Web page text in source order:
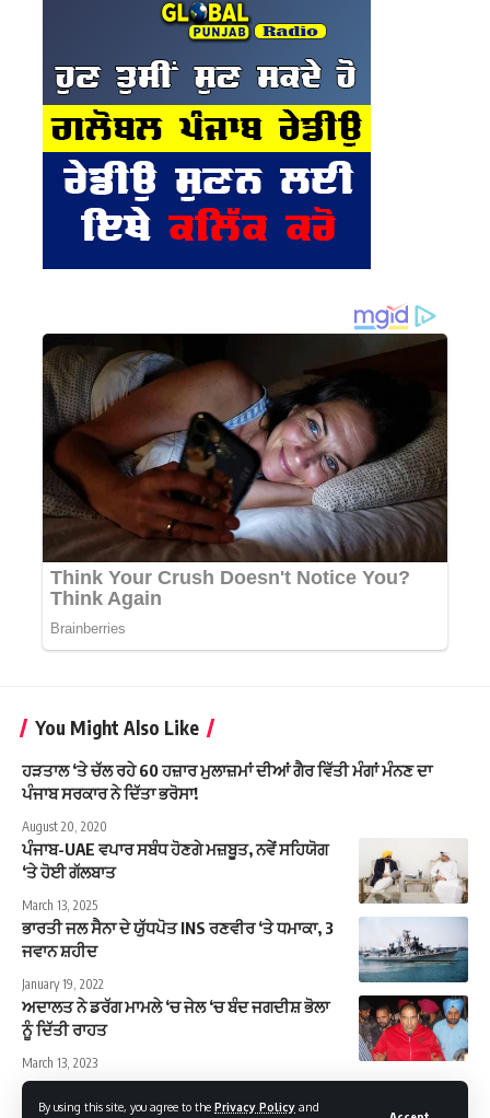
By using this site, you agree to the Privacy Policy and
You Might Also Like
ਹੜਤਾਲ ‘ਤੇ ਚੱਲ ਰਹੇ 60 ਹਜ਼ਾਰ ਮੁਲਾਜ਼ਮਾਂ ਦੀਆਂ ਗੈਰ ਵਿੱਤੀ ਮੰਗਾਂ ਮੰਨਣ ਦਾ
ਪੰਜਾਬ ਸਰਕਾਰ ਨੇ ਦਿੱਤਾ ਭਰੋਸਾ!
August 20, 2020
ਪੰਜਾਬ-UAE ਵਪਾਰ ਸਬੰਧ ਹੋਣਗੇ ਮਜ਼ਬੂਤ, ਨਵੇਂ ਸਹਿਯੋਗ
‘ਤੇ ਹੋਈ ਗੱਲਬਾਤ
March 13, 2025
ਭਾਰਤੀ ਜਲ ਸੈਨਾ ਦੇ ਯੁੱਧਪੋਤ INS ਰਣਵੀਰ ‘ਤੇ ਧਮਾਕਾ, 3
ਜਵਾਨ ਸ਼ਹੀਦ
January 19, 2022
ਅਦਾਲਤ ਨੇ ਡਰੱਗ ਮਾਮਲੇ ‘ਚ ਜੇਲ ‘ਚ ਬੰਦ ਜਗਦੀਸ਼ ਭੋਲਾ
ਨੂੰ ਦਿੱਤੀ ਰਾਹਤ
March 13, 2023